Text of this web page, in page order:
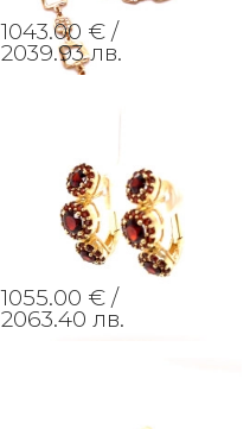
1043.00 € /
2039.93 лв.
1055.00 € /
2063.40 лв.